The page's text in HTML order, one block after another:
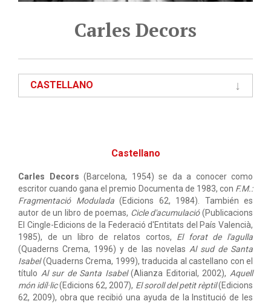
Carles Decors
CASTELLANO
Castellano
Carles Decors (Barcelona, 1954) se da a conocer como
escritor cuando gana el premio Documenta de 1983, con F.M.:
Fragmentació Modulada(Edicions 62, 1984). También es
autor de un libro de poemas, Cicle d'acumulació(Publicacions
El Cingle-Edicions de la Federació d'Entitats del País Valencià,
1985), de un libro de relatos cortos, El forat de l'agulla
(Quaderns Crema, 1996) y de las novelas Al sud de Santa
Isabel(Quaderns Crema, 1999), traducida al castellano con el
título Al sur de Santa Isabel(Alianza Editorial, 2002), Aquell
món idíl·lic(Edicions 62, 2007), El soroll del petit rèptil(Edicions
62, 2009), obra que recibió una ayuda de la Institució de les